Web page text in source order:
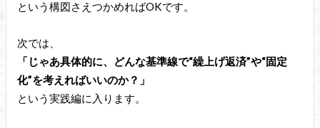
という構図さえつかめればOKです。
次では、
「じゃあ具体的に、どんな基準線で“繰上げ返済”や“固定
化”を考えればいいのか？」
という実践編に入ります。